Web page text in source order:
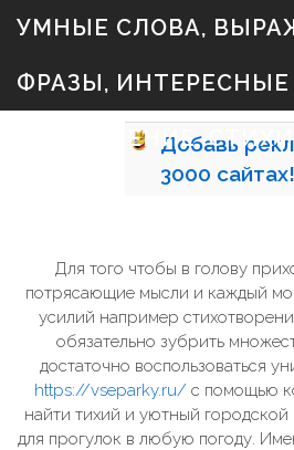
УМНЫЕ СЛОВА,
ФРАЗЫ, ИНТЕРЕСНЫЕ
ЖЕ ЗНАЧЕНИЕ, СТИХИ
k
t
o
Добавь
3000 сайтах!
Для того чтобы в голову
потрясающие мысли и каждый
усилий например
обязательно зубрить
достаточно воспользоваться
https://vseparky.ru/ с помощью
найти тихий и уютный
для прогулок в любую погоду.